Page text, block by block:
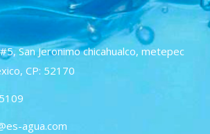
San Jeronimo chicahualco, metepec
CP: 52170
agua.com